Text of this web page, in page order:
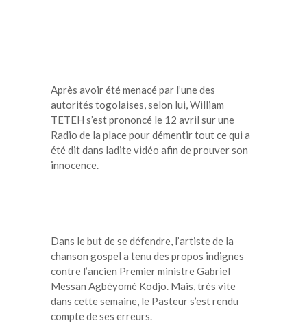
Après avoir été menacé par l’une des
autorités togolaises, selon lui, William
TETEH s’est prononcé le 12 avril sur une
Radio de la place pour démentir tout ce qui a
été dit dans ladite vidéo afin de prouver son
innocence.
Dans le but de se défendre, l’artiste de la
chanson gospel a tenu des propos indignes
contre l’ancien Premier ministre Gabriel
Messan Agbéyomé Kodjo. Mais, très vite
dans cette semaine, le Pasteur s’est rendu
compte de ses erreurs.